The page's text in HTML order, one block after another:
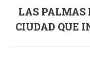
LAS PALMAS
CIUDAD QUE